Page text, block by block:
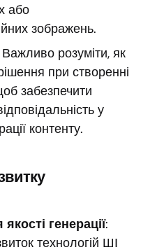
або
зображень.
розуміти, як
при створенні
забезпечити
у
контенту.
генерації:
технологій ШІ